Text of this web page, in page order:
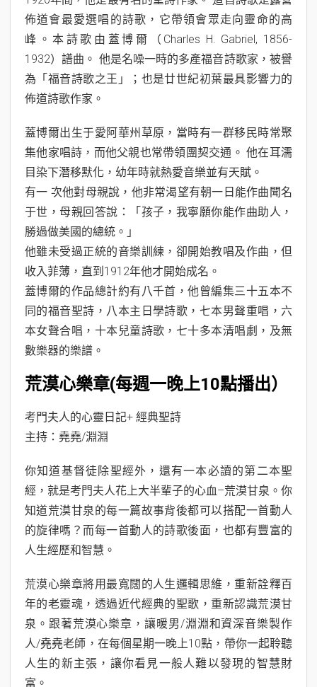
佈道會最愛選唱的詩歌，它帶領會眾走向靈命的高
峰。本詩歌由蓋博爾（Charles H. Gabriel, 1856-
1932）譜曲。 他是名噪一時的多產福音詩歌家，被譽
為「福音詩歌之王」；也是廿世紀初葉最具影響力的
佈道詩歌作家。
蓋博爾出生于愛阿華州草原，當時有一群移民時常聚
集他家唱詩，而他父親也常帶領團契交通。 他在耳濡
目染下潛移默化，幼年時就熱愛音樂並有天賦。
有一 次他對母親說，他非常渴望有朝一日能作曲聞名
于世，母親回答說：「孩子，我寧願你能作曲助人，
勝過做美國的總統。」
他雖未受過正統的音樂訓練，卻開始教唱及作曲，但
收入菲薄，直到1912年他才開始成名。
蓋博爾的作品總計約有八千首，他曾編集三十五本不
同的福音聖詩，八本主日學詩歌，七本男聲重唱，六
本女聲合唱，十本兒童詩歌，七十多本清唱劇，及無
數樂器的樂譜。
荒漠心樂章(每週一晚上10點播出）
考門夫人的心靈日記+ 經典聖詩
主持：堯堯/淵淵
你知道基督徒除聖經外，還有一本必讀的第二本聖
經，就是考門夫人花上大半輩子的心血–荒漠甘泉。你
知道荒漠甘泉的每一篇故事背後都可以搭配一首動人
的旋律嗎？而每一首動人的詩歌後面，也都有豐富的
人生經歷和智慧。
荒漠心樂章將用最寬闊的人生邏輯思維，重新詮釋百
年的老靈魂，透過近代經典的聖歌，重新認識荒漠甘
泉。跟著荒漠心樂章，讓暖男/淵淵和資深音樂製作
人/堯堯老師，在每個星期一晚上10點，帶你一起聆聽
人生的新主張，讓你看見一般人難以發現的智慧財
富。